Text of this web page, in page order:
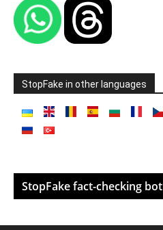
StopFake in other languages
StopFake fact-checking bot